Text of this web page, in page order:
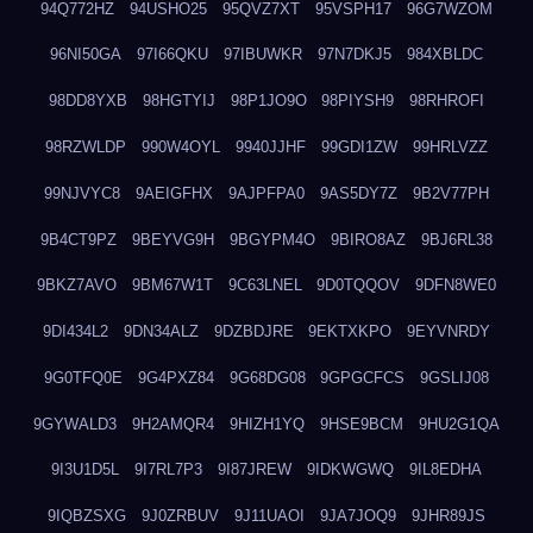
94Q772HZ 94USHO25 95QVZ7XT 95VSPH17 96G7WZOM
96NI50GA 97I66QKU 97IBUWKR 97N7DKJ5 984XBLDC
98DD8YXB 98HGTYIJ 98P1JO9O 98PIYSH9 98RHROFI
98RZWLDP 990W4OYL 9940JJHF 99GDI1ZW 99HRLVZZ
99NJVYC8 9AEIGFHX 9AJPFPA0 9AS5DY7Z 9B2V77PH
9B4CT9PZ 9BEYVG9H 9BGYPM4O 9BIRO8AZ 9BJ6RL38
9BKZ7AVO 9BM67W1T 9C63LNEL 9D0TQQOV 9DFN8WE0
9DI434L2 9DN34ALZ 9DZBDJRE 9EKTXKPO 9EYVNRDY
9G0TFQ0E 9G4PXZ84 9G68DG08 9GPGCFCS 9GSLIJ08
9GYWALD3 9H2AMQR4 9HIZH1YQ 9HSE9BCM 9HU2G1QA
9I3U1D5L 9I7RL7P3 9I87JREW 9IDKWGWQ 9IL8EDHA
9IQBZSXG 9J0ZRBUV 9J11UAOI 9JA7JOQ9 9JHR89JS